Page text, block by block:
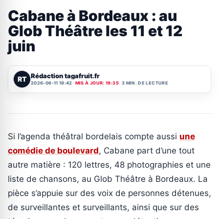
Cabane à Bordeaux : au
Glob Théâtre les 11 et 12
juin
RT Rédaction tagafruit.fr
2026-06-11 19:42 MIS À JOUR: 19:35 3 MIN. DE LECTURE
Si l’agenda théâtral bordelais compte aussi une
comédie de boulevard, Cabane part d’une tout
autre matière : 120 lettres, 48 photographies et une
liste de chansons, au Glob Théâtre à Bordeaux. La
pièce s’appuie sur des voix de personnes détenues,
de surveillantes et surveillants, ainsi que sur des